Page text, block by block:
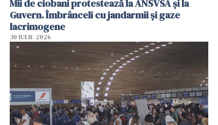
Mii de ciobani protestează la ANSVSA și la
Guvern. Îmbrânceli cu jandarmii și gaze
lacrimogene
30 IULIE 2026